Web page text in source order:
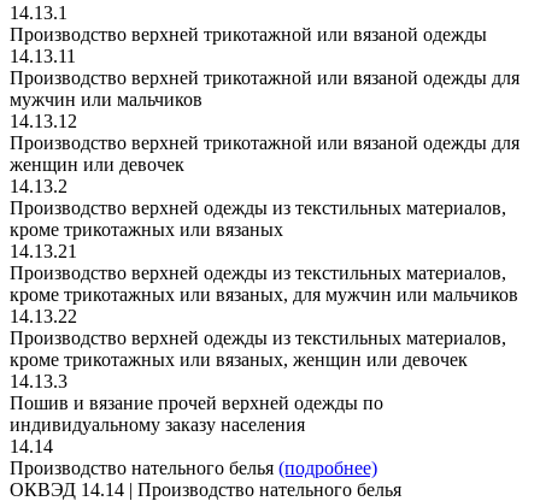
14.13.1
Производство верхней трикотажной или вязаной одежды
14.13.11
Производство верхней трикотажной или вязаной одежды для
мужчин или мальчиков
14.13.12
Производство верхней трикотажной или вязаной одежды для
женщин или девочек
14.13.2
Производство верхней одежды из текстильных материалов,
кроме трикотажных или вязаных
14.13.21
Производство верхней одежды из текстильных материалов,
кроме трикотажных или вязаных, для мужчин или мальчиков
14.13.22
Производство верхней одежды из текстильных материалов,
кроме трикотажных или вязаных, женщин или девочек
14.13.3
Пошив и вязание прочей верхней одежды по
индивидуальному заказу населения
14.14
Производство нательного белья (подробнее)
ОКВЭД 14.14 | Производство нательного белья